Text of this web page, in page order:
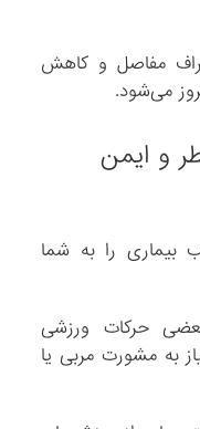
مفاصل و کاهش
می‌شود.
و ایمن
بیماری را به شما
حرکات ورزشی
به مشورت مربی یا